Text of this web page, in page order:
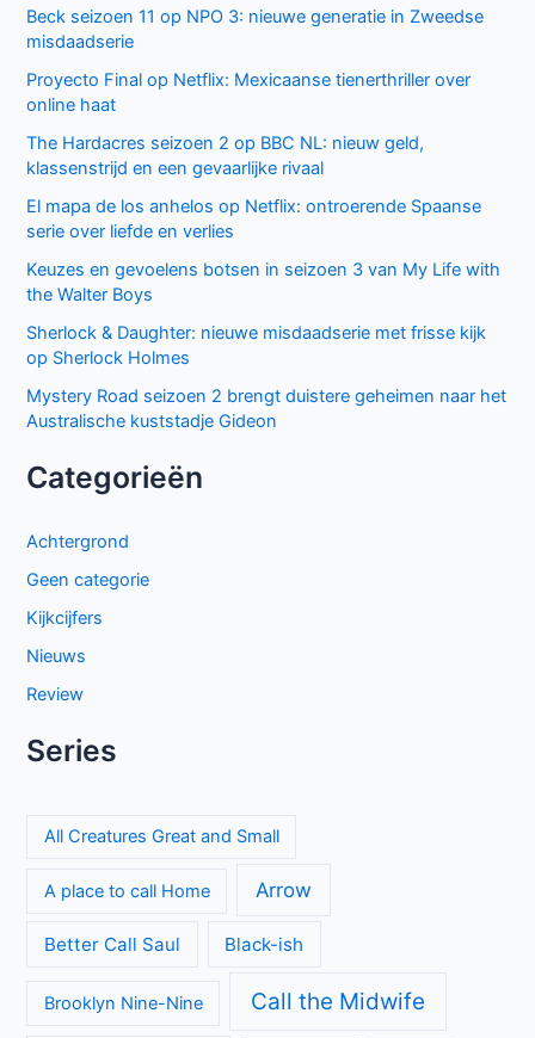
Beck seizoen 11 op NPO 3: nieuwe generatie in Zweedse
misdaadserie
Proyecto Final op Netflix: Mexicaanse tienerthriller over
online haat
The Hardacres seizoen 2 op BBC NL: nieuw geld,
klassenstrijd en een gevaarlijke rivaal
El mapa de los anhelos op Netflix: ontroerende Spaanse
serie over liefde en verlies
Keuzes en gevoelens botsen in seizoen 3 van My Life with
the Walter Boys
Sherlock & Daughter: nieuwe misdaadserie met frisse kijk
op Sherlock Holmes
Mystery Road seizoen 2 brengt duistere geheimen naar het
Australische kuststadje Gideon
Categorieën
Achtergrond
Geen categorie
Kijkcijfers
Nieuws
Review
Series
All Creatures Great and Small
A place to call Home Arrow
Better Call Saul Black-ish
Brooklyn Nine-Nine Call the Midwife